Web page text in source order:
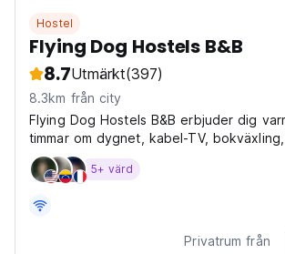
Hostel
Flying Dog Hostels B&B
8.7Utmärkt(397)
8.3km från city
Flying Dog Hostels B&B erbjuder dig
timmar om dygnet, kabel-TV,
att förvara värdesaker på,
gratis lokala telefonsamtal
5+ värd
Privatrum från